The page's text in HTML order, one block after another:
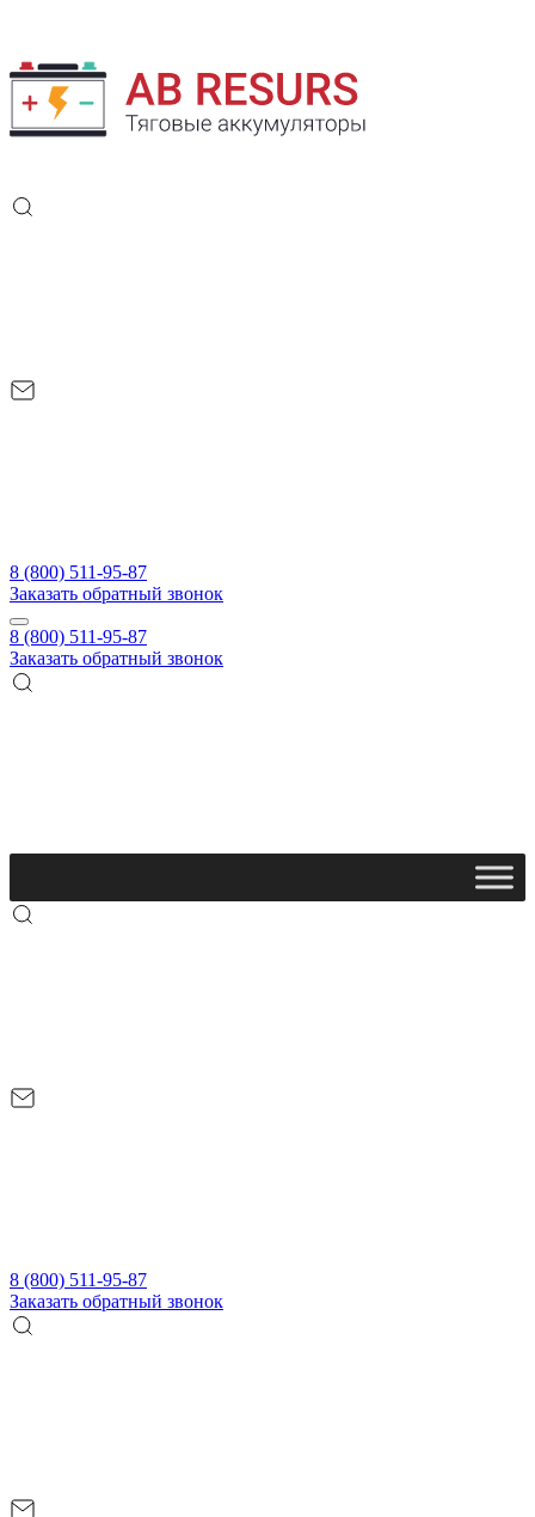
8 (800) 511-95-87
Заказать обратный звонок
8 (800) 511-95-87
Заказать обратный звонок
8 (800) 511-95-87
Заказать обратный звонок